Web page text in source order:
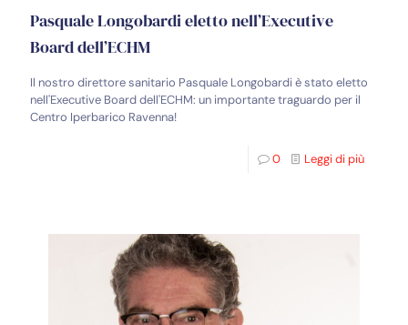
Pasquale Longobardi eletto nell’Executive
Board dell’ECHM
Il nostro direttore sanitario Pasquale Longobardi è stato eletto
nell'Executive Board dell'ECHM: un importante traguardo per il
Centro Iperbarico Ravenna!
0 Leggi di più